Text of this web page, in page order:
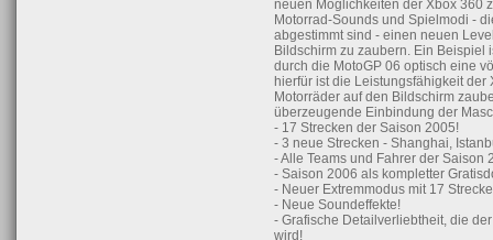
neuen Möglichkeiten der Xbox 360
Motorrad-Sounds und Spielmodi -
abgestimmt sind - einen neuen
Bildschirm zu zaubern. Ein
durch die MotoGP 06 optisch eine
hierfür ist die Leistungsfähigkeit
Motorräder auf den Bildschirm
überzeugende Einbindung der
- 17 Strecken der Saison 2005!
- 3 neue Strecken - Shanghai,
- Alle Teams und Fahrer der Saison
- Saison 2006 als kompletter
- Neuer Extremmodus mit 17
- Neue Soundeffekte!
- Grafische Detailverliebtheit, die
wird!